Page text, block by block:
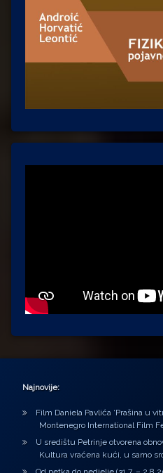
Najnovije:
Film Daniela Pavlića ‘Prašina u
Montenegro International Film
U središtu Petrinje otvorena
Kultura vraćena kući, u samo